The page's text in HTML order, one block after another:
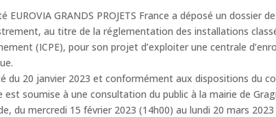
EUROVIA GRANDS PROJETS France a déposé un dossier
au titre de la réglementation des installations
(ICPE), pour son projet d’exploiter une centrale
du 20 janvier 2023 et conformément aux dispositions du
est soumise à une consultation du public à la mairie de
du mercredi 15 février 2023 (14h00) au lundi 20 mars